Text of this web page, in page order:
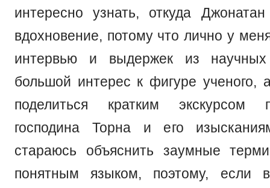
интересно узнать, откуда
вдохновение, потому что лично у
интервью и выдержек из научных
большой интерес к фигуре ученого,
поделиться кратким экскурсом
господина Торна и его
стараюсь объяснить заумные
понятным языком, поэтому, если